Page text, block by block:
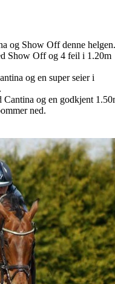
og Show Off denne helgen.
Show Off og 4 feil i 1.20m
og en super seier i
Cantina og en godkjent
ned.